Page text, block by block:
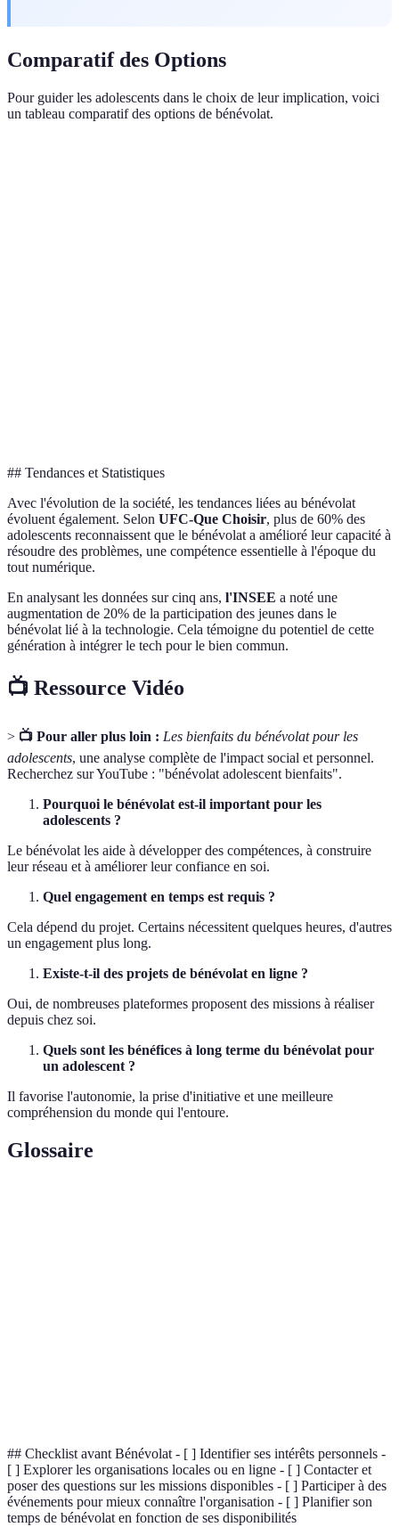
Comparatif des Options
Pour guider les adolescents dans le choix de leur implication, voici
un tableau comparatif des options de bénévolat.
## Tendances et Statistiques
Avec l'évolution de la société, les tendances liées au bénévolat
évoluent également. Selon UFC-Que Choisir, plus de 60% des
adolescents reconnaissent que le bénévolat a amélioré leur capacité à
résoudre des problèmes, une compétence essentielle à l'époque du
tout numérique.
En analysant les données sur cinq ans, l'INSEE a noté une
augmentation de 20% de la participation des jeunes dans le
bénévolat lié à la technologie. Cela témoigne du potentiel de cette
génération à intégrer le tech pour le bien commun.
📺 Ressource Vidéo
> 📺 Pour aller plus loin : Les bienfaits du bénévolat pour les
adolescents, une analyse complète de l'impact social et personnel.
Recherchez sur YouTube : "bénévolat adolescent bienfaits".
Pourquoi le bénévolat est-il important pour les
adolescents ?
Le bénévolat les aide à développer des compétences, à construire
leur réseau et à améliorer leur confiance en soi.
Quel engagement en temps est requis ?
Cela dépend du projet. Certains nécessitent quelques heures, d'autres
un engagement plus long.
Existe-t-il des projets de bénévolat en ligne ?
Oui, de nombreuses plateformes proposent des missions à réaliser
depuis chez soi.
Quels sont les bénéfices à long terme du bénévolat pour
un adolescent ?
Il favorise l'autonomie, la prise d'initiative et une meilleure
compréhension du monde qui l'entoure.
Glossaire
## Checklist avant Bénévolat - [ ] Identifier ses intérêts personnels -
[ ] Explorer les organisations locales ou en ligne - [ ] Contacter et
poser des questions sur les missions disponibles - [ ] Participer à des
événements pour mieux connaître l'organisation - [ ] Planifier son
temps de bénévolat en fonction de ses disponibilités